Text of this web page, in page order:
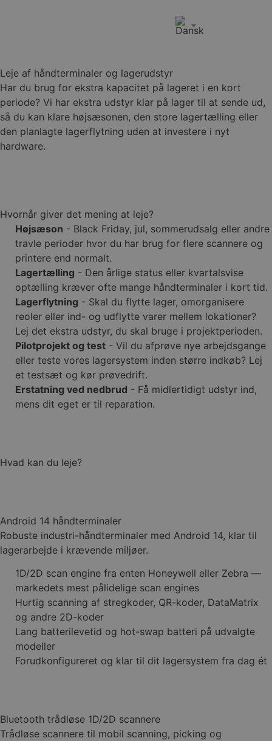
Leje af håndterminaler og lagerudstyr
Har du brug for ekstra kapacitet på lageret i en kort
periode? Vi har ekstra udstyr klar på lager til at sende ud,
så du kan klare højsæsonen, den store lagertælling eller
den planlagte lagerflytning uden at investere i nyt
hardware.
Hvornår giver det mening at leje?
Højsæson - Black Friday, jul, sommerudsalg eller andre
travle perioder hvor du har brug for flere scannere og
printere end normalt.
Lagertælling - Den årlige status eller kvartalsvise
optælling kræver ofte mange håndterminaler i kort tid.
Lagerflytning - Skal du flytte lager, omorganisere
reoler eller ind- og udflytte varer mellem lokationer?
Lej det ekstra udstyr, du skal bruge i projektperioden.
Pilotprojekt og test - Vil du afprøve nye arbejdsgange
eller teste vores lagersystem inden større indkøb? Lej
et testsæt og kør prøvedrift.
Erstatning ved nedbrud - Få midlertidigt udstyr ind,
mens dit eget er til reparation.
Hvad kan du leje?
Android 14 håndterminaler
Robuste industri-håndterminaler med Android 14, klar til
lagerarbejde i krævende miljøer.
1D/2D scan engine fra enten Honeywell eller Zebra —
markedets mest pålidelige scan engines
Hurtig scanning af stregkoder, QR-koder, DataMatrix
og andre 2D-koder
Lang batterilevetid og hot-swap batteri på udvalgte
modeller
Forudkonfigureret og klar til dit lagersystem fra dag ét
Bluetooth trådløse 1D/2D scannere
Trådløse scannere til mobil scanning, picking og